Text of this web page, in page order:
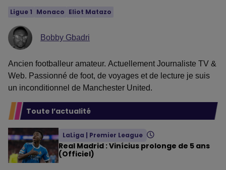
Ligue 1 Monaco Eliot Matazo
Bobby Gbadri
Ancien footballeur amateur. Actuellement Journaliste TV &
Web. Passionné de foot, de voyages et de lecture je suis
un inconditionnel de Manchester United.
Toute l’actualité
LaLiga | Premier League
Real Madrid : Vinícius prolonge de 5 ans
(Officiel)